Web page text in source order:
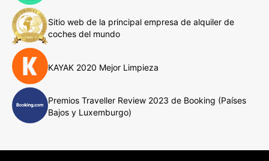
Sitio web de la principal empresa de alquiler de
coches del mundo
KAYAK 2020 Mejor Limpieza
Premios Traveller Review 2023 de Booking (Países
Bajos y Luxemburgo)